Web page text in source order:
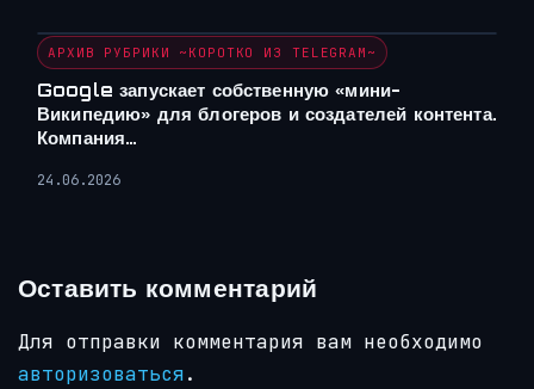
АРХИВ РУБРИКИ ~КОРОТКО ИЗ TELEGRAM~
Google запускает собственную «мини-
Википедию» для блогеров и создателей контента.
Компания…
24.06.2026
Оставить комментарий
Для отправки комментария вам необходимо
авторизоваться.